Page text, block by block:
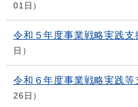
01日
令和５年度事業戦略実践支
日
令和６年度事業戦略実践等
26日